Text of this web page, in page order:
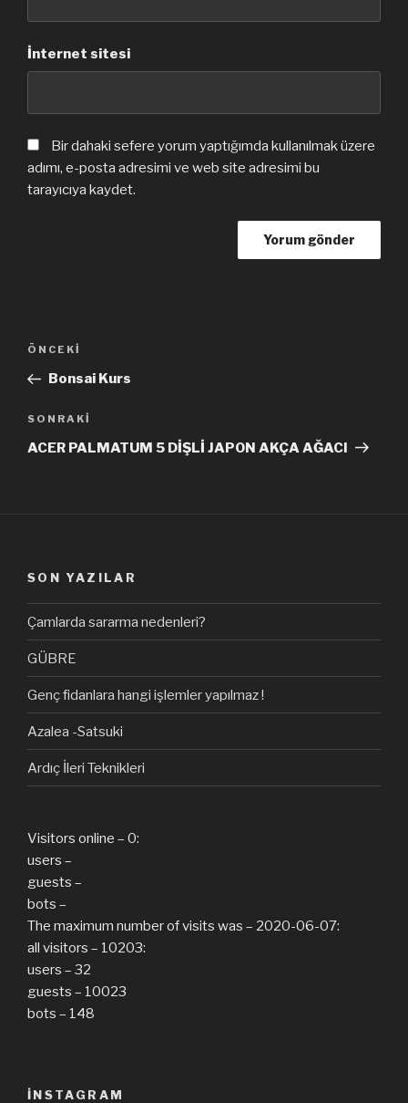
İnternet sitesi
Bir dahaki sefere yorum yaptığımda kullanılmak üzere
adımı, e-posta adresimi ve web site adresimi bu
tarayıcıya kaydet.
Yazı
Önceki
Yazı
ÖNCEKI
Bonsai Kurs
Sonraki
Yazı
SONRAKI
ACER PALMATUM 5 DİŞLİ JAPON AKÇA AĞACI
SON YAZILAR
Çamlarda sararma nedenleri?
GÜBRE
Genç fidanlara hangi işlemler yapılmaz !
Azalea -Satsuki
Ardıç İleri Teknikleri
Visitors online – 0:
users –
guests –
bots –
The maximum number of visits was – 2020-06-07:
all visitors – 10203:
users – 32
guests – 10023
bots – 148
INSTAGRAM